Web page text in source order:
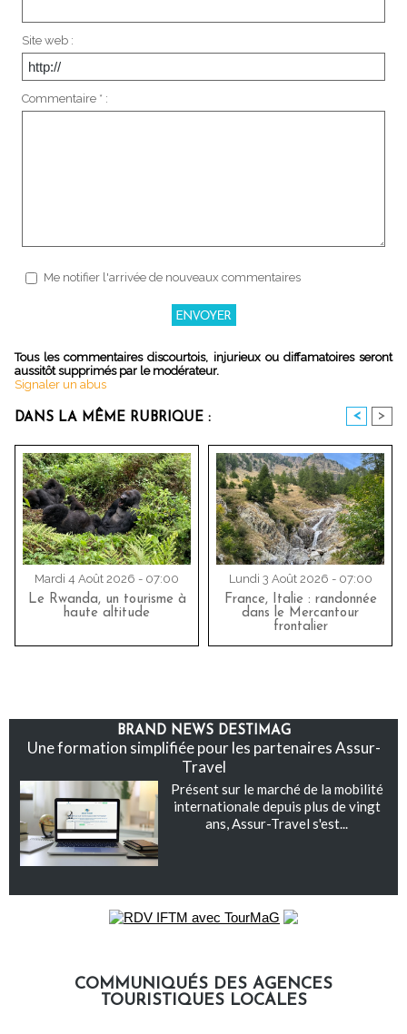
Site web :
Commentaire * :
Me notifier l'arrivée de nouveaux commentaires
Tous les commentaires discourtois, injurieux ou diffamatoires seront
aussitôt supprimés par le modérateur.
Signaler un abus
DANS LA MÊME RUBRIQUE : < >
Mardi 4 Août 2026 - 07:00
Le Rwanda, un tourisme à
haute altitude
Lundi 3 Août 2026 - 07:00
France, Italie : randonnée
dans le Mercantour
frontalier
BRAND NEWS DESTIMAG
Une formation simplifiée pour les partenaires Assur-
Travel
Présent sur le marché de la mobilité
internationale depuis plus de vingt
ans, Assur-Travel s'est...
COMMUNIQUÉS DES AGENCES
TOURISTIQUES LOCALES